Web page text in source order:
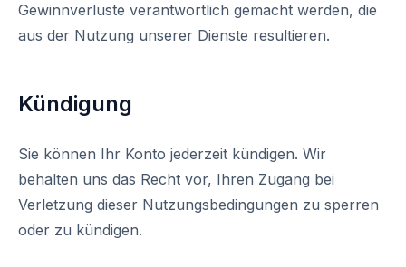
Gewinnverluste verantwortlich gemacht werden, die
aus der Nutzung unserer Dienste resultieren.
Kündigung
Sie können Ihr Konto jederzeit kündigen. Wir
behalten uns das Recht vor, Ihren Zugang bei
Verletzung dieser Nutzungsbedingungen zu sperren
oder zu kündigen.